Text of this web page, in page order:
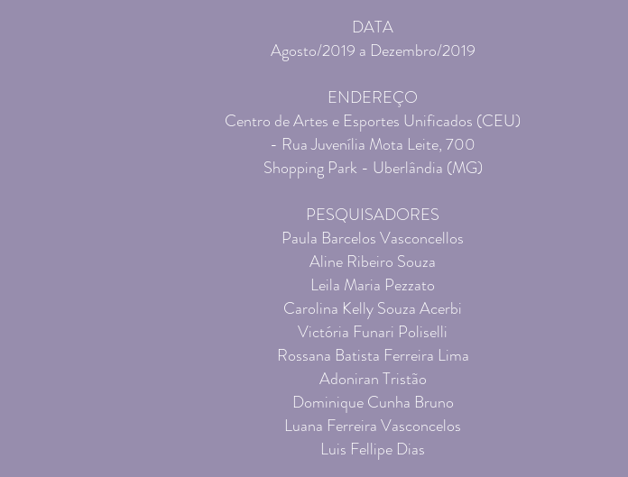
DATA
Agosto/2019 a Dezembro/2019
ENDEREÇO
Centro de Artes e Esportes Unificados (CEU)
- Rua Juvenília Mota Leite, 700
Shopping Park - Uberlândia (MG)
PESQUISADORES
Paula Barcelos Vasconcellos
Aline Ribeiro Souza
Leila Maria Pezzato
Carolina Kelly Souza Acerbi
Victória Funari Poliselli
Rossana Batista Ferreira Lima
Adoniran Tristão
Dominique Cunha Bruno
Luana Ferreira Vasconcelos
Luis Fellipe Dias